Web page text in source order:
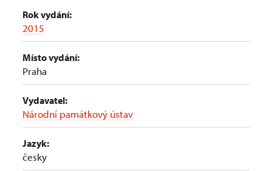
Rok vydání:
2015
Místo vydání:
Praha
Vydavatel:
Národní památkový ústav
Jazyk:
česky